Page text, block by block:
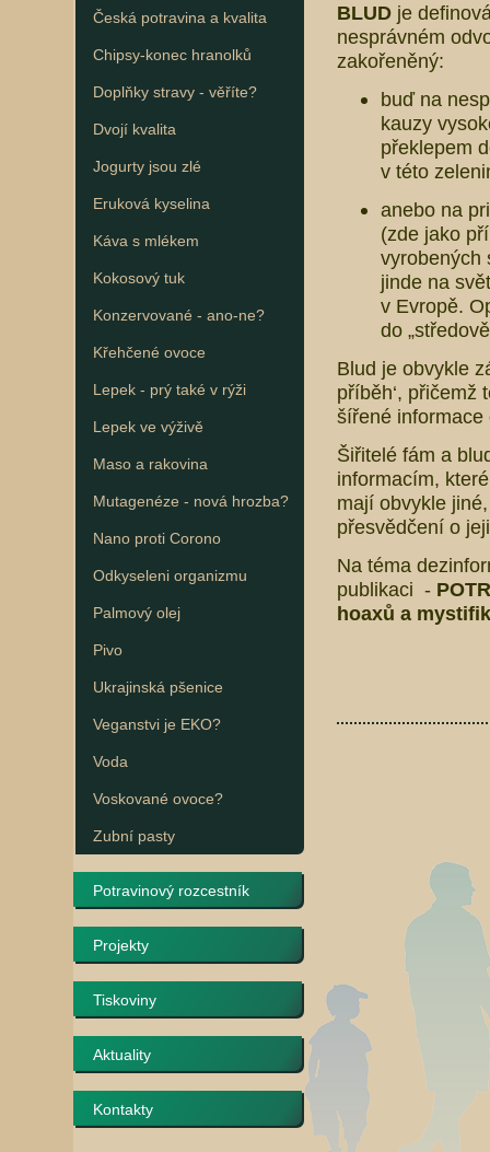
Česká potravina a kvalita
Chipsy-konec hranolků
Doplňky stravy - věříte?
Dvojí kvalita
Jogurty jsou zlé
Eruková kyselina
Káva s mlékem
Kokosový tuk
Konzervované - ano-ne?
Křehčené ovoce
Lepek - prý také v rýži
Lepek ve výživě
Maso a rakovina
Mutagenéze - nová hrozba?
Nano proti Corono
Odkyseleni organizmu
Palmový olej
Pivo
Ukrajinská pšenice
Veganstvi je EKO?
Voda
Voskované ovoce?
Zubní pasty
Potravinový rozcestník
Projekty
Tiskoviny
Aktuality
Kontakty
BLUD je
nesprávném
zakořeněný:
buď na
kauzy
překlepem
v této
anebo na
(zde jako
vyrobených
jinde na
v Evropě.
do
Blud je obvykle
příběh‘, přičemž
šířené
Šiřitelé fám a
informacím,
mají obvykle
přesvědčení o
Na téma
publikaci -
hoaxů a